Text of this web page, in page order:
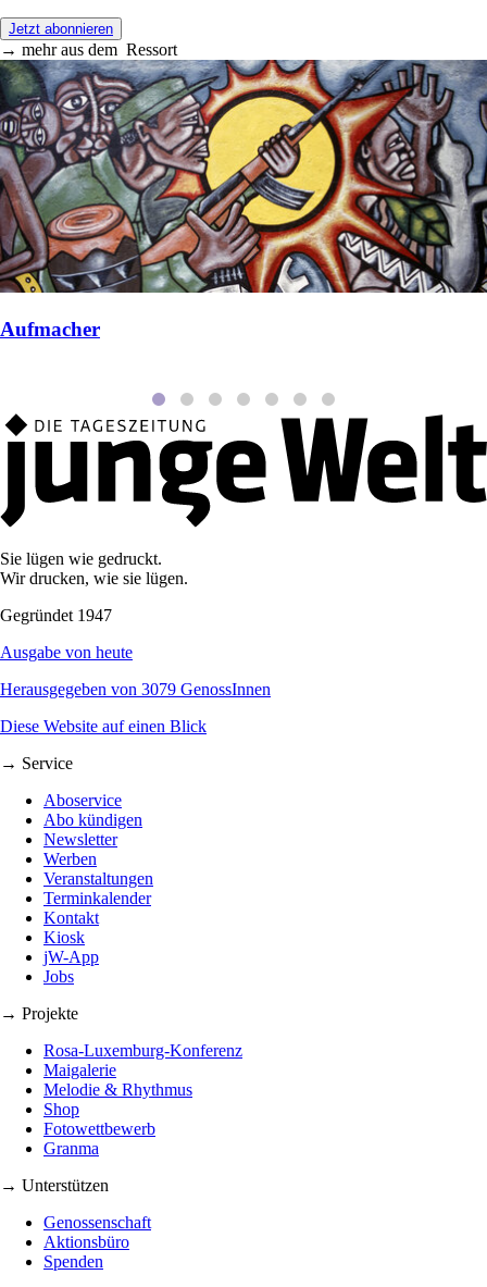
Jetzt abonnieren
→ mehr aus dem Ressort
Aufmacher
Sie lügen wie gedruckt.
Wir drucken, wie sie lügen.
Gegründet 1947
Ausgabe von heute
Herausgegeben von 3079 GenossInnen
Diese Website auf einen Blick
→ Service
Aboservice
Abo kündigen
Newsletter
Werben
Veranstaltungen
Terminkalender
Kontakt
Kiosk
jW-App
Jobs
→ Projekte
Rosa-Luxemburg-Konferenz
Maigalerie
Melodie & Rhythmus
Shop
Fotowettbewerb
Granma
→ Unterstützen
Genossenschaft
Aktionsbüro
Spenden